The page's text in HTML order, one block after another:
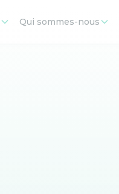
Qui sommes-nous